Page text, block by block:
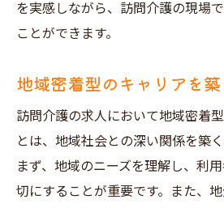
を実感しながら、訪問介護の現場
ことができます。
地域密着型のキャリアを
訪問介護の求人において地域密着
とは、地域社会との深い関係を築く
まず、地域のニーズを理解し、利
切にすることが重要です。また、